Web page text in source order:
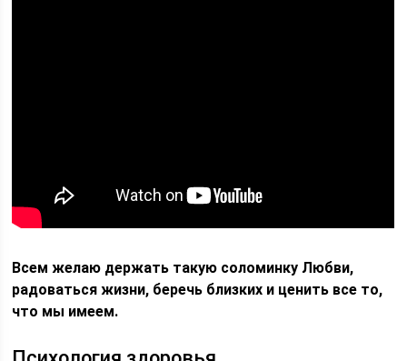
Всем желаю держать такую соломинку Любви,
радоваться жизни, беречь близких и ценить все то,
что мы имеем.